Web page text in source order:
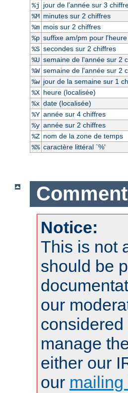
%j
jour de l'année sur 3
%M minutes sur 2 chiffres
%m mois sur 2 chiffres
%p suffixe am/pm pour
%S secondes sur 2 chiffres
%U semaine de l'année sur 2
%W semaine de l'année sur 2
%w jour de la semaine sur 1
%X heure (localisée)
%x date (localisée)
%Y année sur 4 chiffres
%y année sur 2 chiffres
%Z nom de la zone de temps
%% caractère littéral `%'
Notice:
This is not
should be
our
manage
either our
our mailing